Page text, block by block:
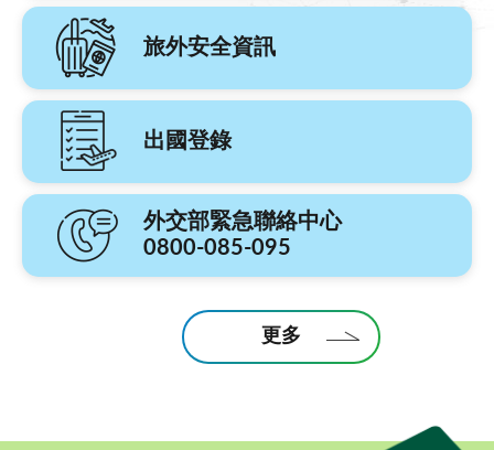
旅外安全資訊
出國登錄
外交部緊急聯絡中心
0800-085-095
更多